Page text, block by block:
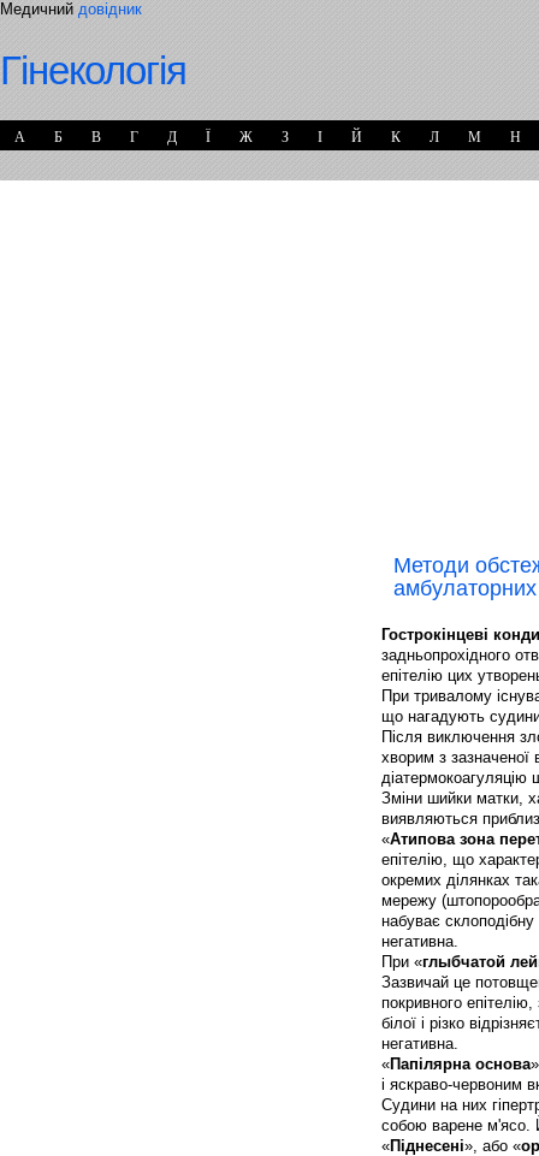
Медичний довідник
Гінекологія
А Б В Г Д Ї Ж З І Й К Л М Н
Методи
Гострокінцеві
задньопрохідного
епітелію цих
При тривалому
що нагадують
Після виключення
хворим з
діатермокоагуляцію
Зміни шийки матки,
виявляються
«Атипова зона
епітелію, що
окремих ділянках
мережу
набуває
негативна.
При «глыбчатой
Зазвичай це
покривного
білої і різко
негативна.
«Папілярна основа
і яскраво-червоним
Судини на них
собою варене м'ясо.
«Піднесені», або «